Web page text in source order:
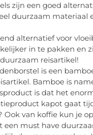
zijn een goed
duurzaam materiaal
alternatief voor
in te pakken en
reisartikel!
is een
Bamboe is
is dat het
kapot gaat
Ook van koffie kun je
must have